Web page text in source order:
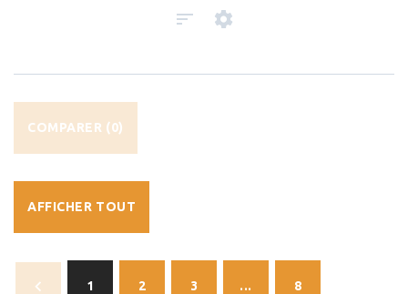
COMPARER (0)
AFFICHER TOUT
1 2 3 ... 8